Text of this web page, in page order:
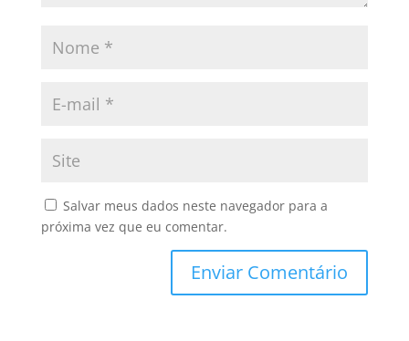
Salvar meus dados neste navegador para a
próxima vez que eu comentar.